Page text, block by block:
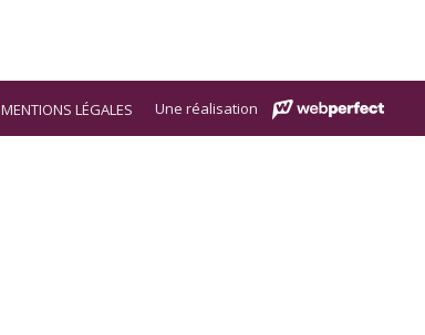
MENTIONS LÉGALES Une réalisation